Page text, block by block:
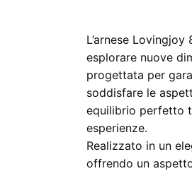
L’arnese
esplorare nuove
progettata per
soddisfare le
equilibrio perfetto
esperienze.
Realizzato in un
offrendo un